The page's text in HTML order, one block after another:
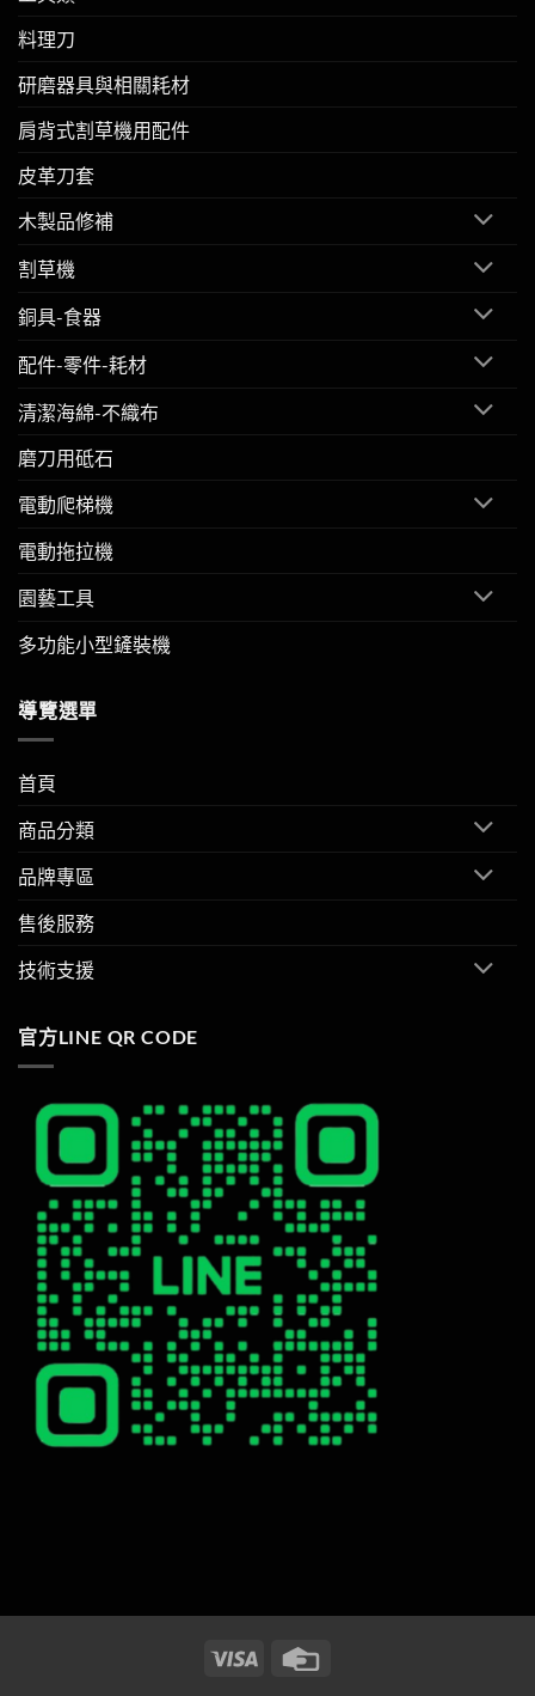
料理刀
研磨器具與相關耗材
肩背式割草機用配件
皮革刀套
木製品修補
割草機
銅具-食器
配件-零件-耗材
清潔海綿-不織布
磨刀用砥石
電動爬梯機
電動拖拉機
園藝工具
多功能小型鏟裝機
導覽選單
首頁
商品分類
品牌專區
售後服務
技術支援
官方LINE QR CODE
Visa